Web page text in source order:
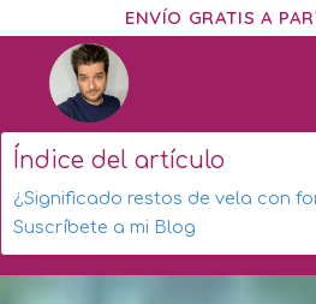
ENVÍO GRATIS A
Índice del artículo
¿Significado restos de vela con
Suscríbete a mi Blog